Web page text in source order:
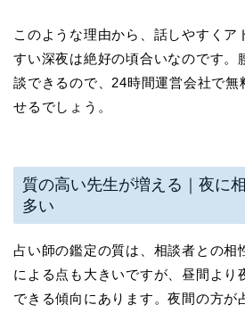
このような理由から、話しやすくア
すい深夜は絶好の頃合いなのです。
談できるので、24時間運営会社で無
せるでしょう。
質の高い先生が増える｜夜に
多い
占い師の鑑定の質は、相談者との相
による点も大きいですが、昼間より
できる傾向にあります。夜間の方が